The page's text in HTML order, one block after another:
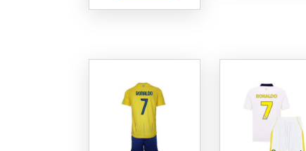
varianter.
velges